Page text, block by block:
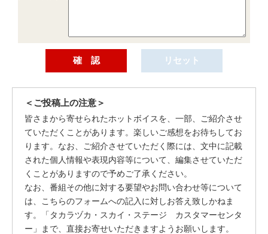
＜ご投稿上の注意＞
皆さまから寄せられたホットボイスを、一部、ご紹介させ
ていただくことがあります。楽しいご感想をお待ちしてお
ります。なお、ご紹介させていただく際には、文中に記載
された個人情報や表現内容等について、編集させていただ
くことがありますので予めご了承ください。
なお、番組その他に対する要望やお問い合わせ等について
は、こちらのフォームへの記入に対しお答え致しかねま
す。「タカラヅカ・スカイ・ステージ カスタマーセンタ
ー」まで、直接お寄せいただきますようお願いします。